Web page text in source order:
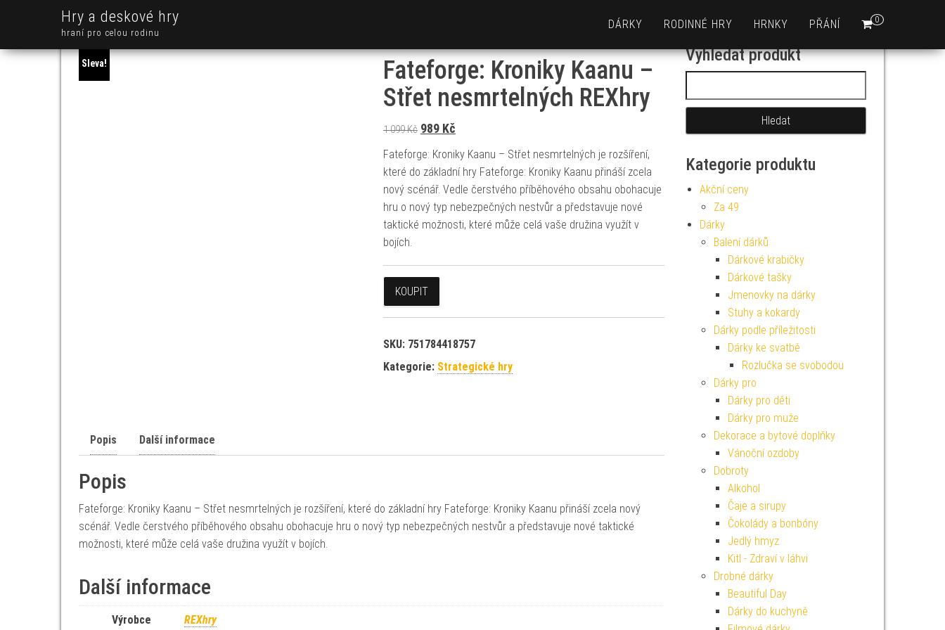
Hry a deskové hry
hraní pro celou rodinu
0
DÁRKY RODINNÉ HRY HRNKY PŘÁNÍ
Sleva!
Fateforge: Kroniky Kaanu –
Střet nesmrtelných REXhry
1 099Kč Původní cena byla: 1 099 Kč.
989 KčAktuální cena je: 989 Kč.
Fateforge: Kroniky Kaanu – Střet nesmrtelných je rozšíření,
které do základní hry Fateforge: Kroniky Kaanu přináší zcela
nový scénář. Vedle čerstvého příběhového obsahu obohacuje
hru o nový typ nebezpečných nestvůr a představuje nové
taktické možnosti, které může celá vaše družina využít v
bojích.
KOUPIT
SKU: 751784418757
Kategorie: Strategické hry
Popis Další informace
Popis
Fateforge: Kroniky Kaanu – Střet nesmrtelných je rozšíření, které do základní hry Fateforge: Kroniky Kaanu přináší zcela nový
scénář. Vedle čerstvého příběhového obsahu obohacuje hru o nový typ nebezpečných nestvůr a představuje nové taktické
možnosti, které může celá vaše družina využít v bojích.
Další informace
Výrobce REXhry
Vyhledat produkt
Kategorie produktu
Akční ceny
Za 49
Dárky
Balení dárků
Dárkové krabičky
Dárkové tašky
Jmenovky na dárky
Stuhy a kokardy
Dárky podle příležitosti
Dárky ke svatbě
Rozlučka se svobodou
Dárky pro
Dárky pro děti
Dárky pro muže
Dekorace a bytové doplňky
Vánoční ozdoby
Dobroty
Alkohol
Čaje a sirupy
Čokolády a bonbóny
Jedlý hmyz
Kitl - Zdraví v láhvi
Drobné dárky
Beautiful Day
Dárky do kuchyně